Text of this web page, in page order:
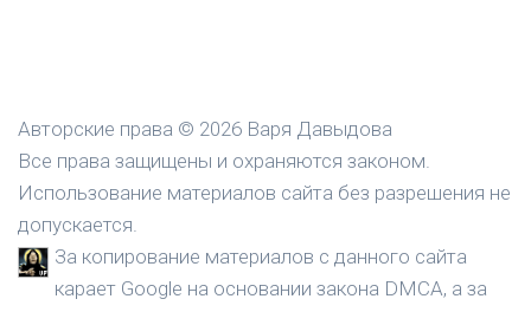
Авторские права © 2026 Варя Давыдова
Все права защищены и охраняются законом.
Использование материалов сайта без разрешения не
допускается.
За копирование материалов с данного сайта
карает Google на основании закона DMCA, а за